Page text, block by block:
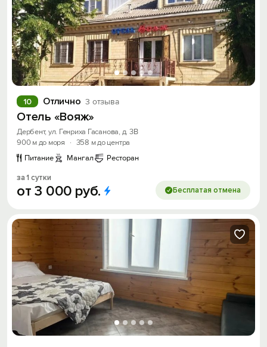
Отлично 3 отзыва
10
Отель «Вояж»
Дербент, ул. Генриха Гасанова, д. 3В
900 м до моря
· 358 м до центра
Питание
Мангал Ресторан
за 1 сутки
от3 000 руб. Бесплатая отмена